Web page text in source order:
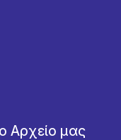
Αρχείο μας